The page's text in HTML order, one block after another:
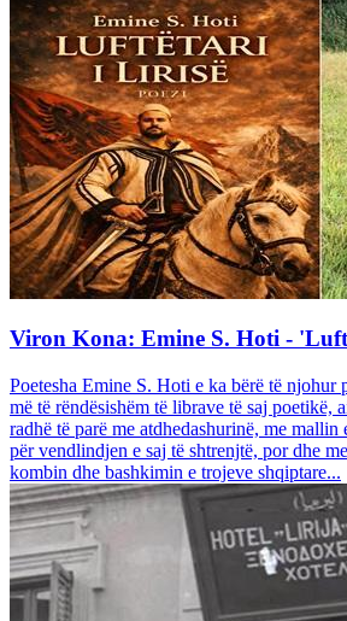
Viron Kona: Emine S. Hoti -
Poetesha Emine S. Hoti e ka bërë të njohur
më të rëndësishëm të librave të saj poetikë,
radhë të parë me atdhedashurinë, me mallin
për vendlindjen e saj të shtrenjtë, por dhe
kombin dhe bashkimin e trojeve shqiptare...